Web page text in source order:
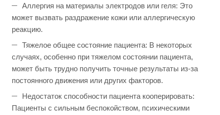
Аллергия на материалы электродов или геля: Это
может вызвать раздражение кожи или аллергическую
реакцию.
Тяжелое общее состояние пациента: В некоторых
случаях, особенно при тяжелом состоянии пациента,
может быть трудно получить точные результаты из-за
постоянного движения или других факторов.
Недостаток способности пациента кооперировать:
Пациенты с сильным беспокойством, психическими